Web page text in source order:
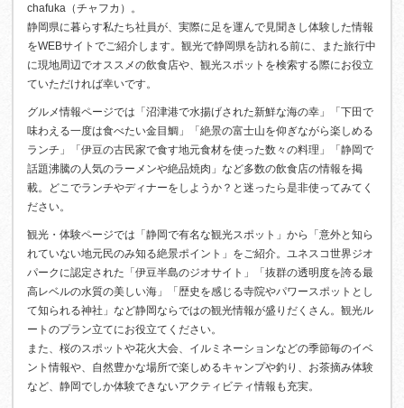
chafuka（チャフカ）。
静岡県に暮らす私たち社員が、実際に足を運んで見聞きし体験した情報
をWEBサイトでご紹介します。観光で静岡県を訪れる前に、また旅行中
に現地周辺でオススメの飲食店や、観光スポットを検索する際にお役立
ていただければ幸いです。
グルメ情報ページでは「沼津港で水揚げされた新鮮な海の幸」「下田で
味わえる一度は食べたい金目鯛」「絶景の富士山を仰ぎながら楽しめる
ランチ」「伊豆の古民家で食す地元食材を使った数々の料理」「静岡で
話題沸騰の人気のラーメンや絶品焼肉」など多数の飲食店の情報を掲
載。どこでランチやディナーをしようか？と迷ったら是非使ってみてく
ださい。
観光・体験ページでは「静岡で有名な観光スポット」から「意外と知ら
れていない地元民のみ知る絶景ポイント」をご紹介。ユネスコ世界ジオ
パークに認定された「伊豆半島のジオサイト」「抜群の透明度を誇る最
高レベルの水質の美しい海」「歴史を感じる寺院やパワースポットとし
て知られる神社」など静岡ならではの観光情報が盛りだくさん。観光ル
ートのプラン立てにお役立てください。
また、桜のスポットや花火大会、イルミネーションなどの季節毎のイベ
ント情報や、自然豊かな場所で楽しめるキャンプや釣り、お茶摘み体験
など、静岡でしか体験できないアクティビティ情報も充実。